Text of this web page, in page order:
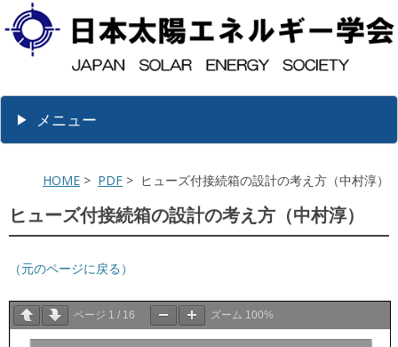
メニュー
HOME > PDF > ヒューズ付接続箱の設計の考え方（中村淳）
ヒューズ付接続箱の設計の考え方（中村淳）
（元のページに戻る）
ページ 1 / 16 ズーム 100%